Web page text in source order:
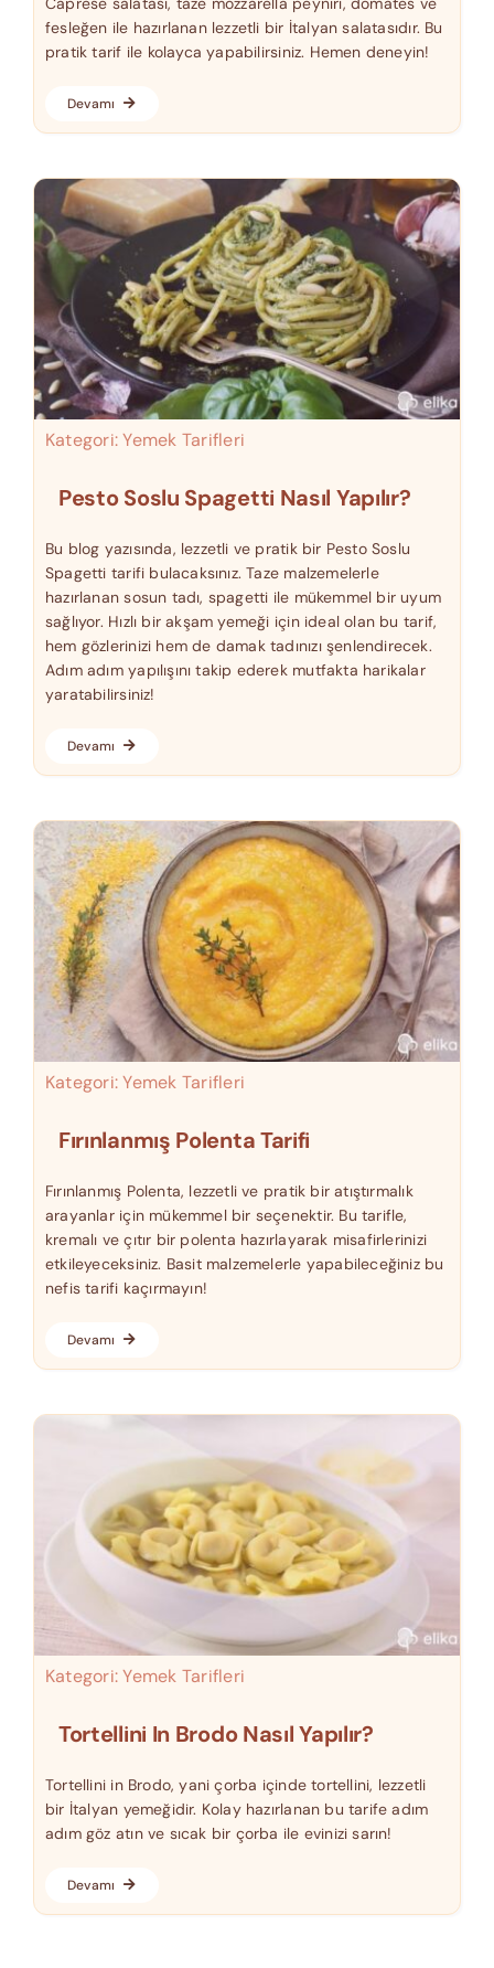
fesleğen ile hazırlanan lezzetli bir İtalyan salatasıdır. Bu
pratik tarif ile kolayca yapabilirsiniz. Hemen deneyin!
Devamı
Kategori:Yemek Tarifleri
Pesto Soslu Spagetti Nasıl Yapılır?
Bu blog yazısında, lezzetli ve pratik bir Pesto Soslu
Spagetti tarifi bulacaksınız. Taze malzemelerle
hazırlanan sosun tadı, spagetti ile mükemmel bir uyum
sağlıyor. Hızlı bir akşam yemeği için ideal olan bu tarif,
hem gözlerinizi hem de damak tadınızı şenlendirecek.
Adım adım yapılışını takip ederek mutfakta harikalar
yaratabilirsiniz!
Devamı
Kategori:Yemek Tarifleri
Fırınlanmış Polenta Tarifi
Fırınlanmış Polenta, lezzetli ve pratik bir atıştırmalık
arayanlar için mükemmel bir seçenektir. Bu tarifle,
kremalı ve çıtır bir polenta hazırlayarak misafirlerinizi
etkileyeceksiniz. Basit malzemelerle yapabileceğiniz bu
nefis tarifi kaçırmayın!
Devamı
Kategori:Yemek Tarifleri
Tortellini In Brodo Nasıl Yapılır?
Tortellini in Brodo, yani çorba içinde tortellini, lezzetli
bir İtalyan yemeğidir. Kolay hazırlanan bu tarife adım
adım göz atın ve sıcak bir çorba ile evinizi sarın!
Devamı